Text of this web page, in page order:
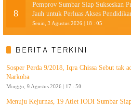
8
Pemprov Sumbar Siap Sukseskan
Jauh untuk Perluas Akses
Senin, 3 Agustus 2026 | 18 : 05
BERITA TERKINI
Sosper Perda 9/2018, Iqra Chissa Sebut tak
Narkoba
Minggu, 9 Agustus 2026 | 17 : 50
Menuju Kejurnas, 19 Atlet IODI Sumbar